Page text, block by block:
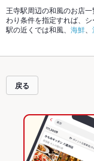
王寺駅周辺の和風のお店
わり条件を指定すれば、
駅の近くでは和風、 海鮮
情報をご紹介しているの
ティーにもお得に便利に
戻る